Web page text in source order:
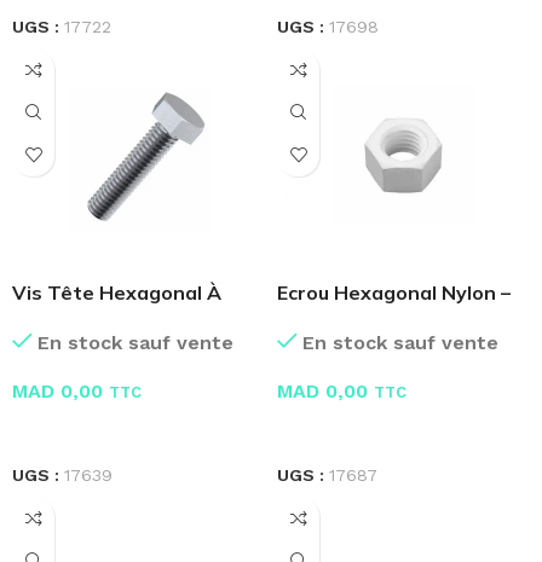
UGS : 17722 UGS : 17698
Vis Tête Hexagonal À
En stock sauf vente
MAD 0,00 TTC
UGS : 17639
Ecrou Hexagonal Nylon –
En stock sauf vente
MAD 0,00 TTC
UGS : 17687